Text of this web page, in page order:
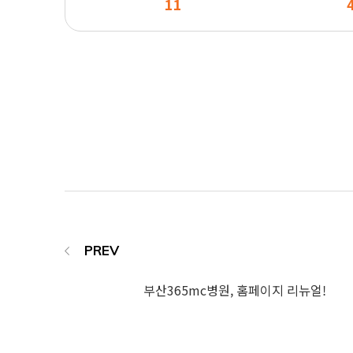
부산365mc병원, 홈페이지 리뉴얼!